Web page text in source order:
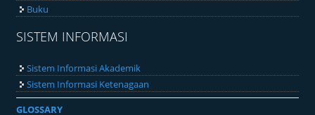
Buku
SISTEM INFORMASI
Sistem Informasi Akademik
Sistem Informasi Ketenagaan
GLOSSARY